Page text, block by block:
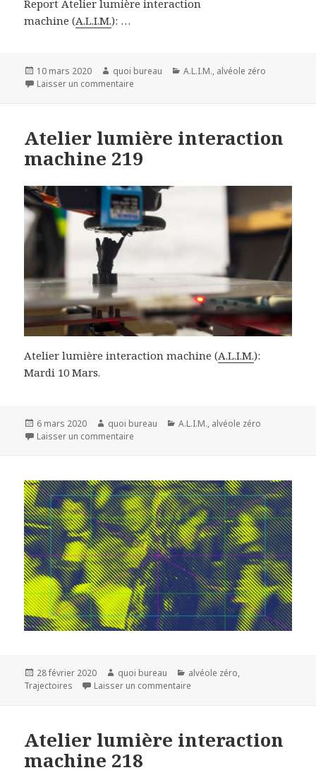
Report Atelier lumière interaction
machine (A.L.I.M.): …
Publié
le
10 mars 2020 Auteur
quoi bureau Catégories
A.L.I.M., alvéole zéro
Laisser un commentaire
Atelier lumière interaction
machine 219
Atelier lumière interaction machine (A.L.I.M.):
Mardi 10 Mars.
Publié
le
6 mars 2020 Auteur
quoi bureau Catégories
A.L.I.M., alvéole zéro
Laisser un commentaire
Publié
le
28 février 2020 Auteur
quoi bureau Catégories
alvéole zéro,
Trajectoires
Laisser un commentaire
Atelier lumière interaction
machine 218